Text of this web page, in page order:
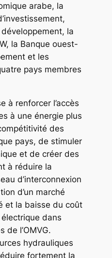
arabe, la
développement, la
la Banque ouest-
et les
pays membres
à renforcer l’accès
à une énergie plus
des
pays, de stimuler
et de créer des
à réduire la
d’interconnexion
d’un marché
et la baisse du coût
dans
de l’OMVG.
hydrauliques
fortement la